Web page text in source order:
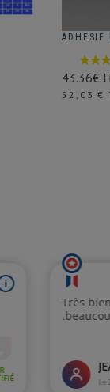
ADHESIF
43.36€
Prix
52,03 €